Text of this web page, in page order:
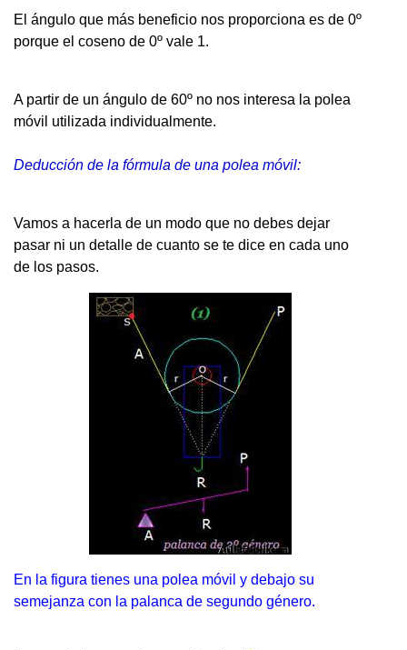
El ángulo que más beneficio nos proporciona es de 0º
porque el coseno de 0º vale 1.
A partir de un ángulo de 60º no nos interesa la polea
móvil utilizada individualmente.
Deducción de la fórmula de una polea móvil:
Vamos a hacerla de un modo que no debes dejar
pasar ni un detalle de cuanto se te dice en cada uno
de los pasos.
En la figura tienes una polea móvil y debajo su
semejanza con la palanca de segundo género.